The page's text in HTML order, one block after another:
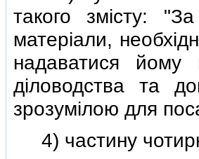
такого змiсту:
матерiали,
надаватися
дiловодства та
зрозумiлою для
4) частину